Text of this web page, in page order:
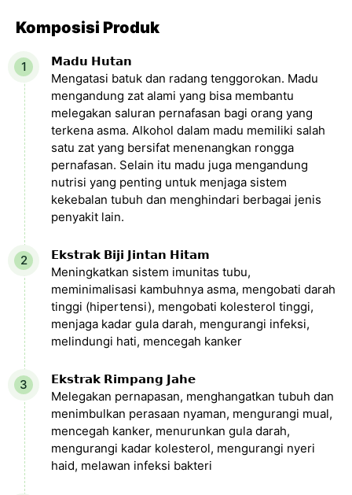
Komposisi Produk
𝗠𝗮𝗱𝘂 𝗛𝘂𝘁𝗮𝗻
Mengatasi batuk dan radang tenggorokan. Madu
mengandung zat alami yang bisa membantu
melegakan saluran pernafasan bagi orang yang
terkena asma. Alkohol dalam madu memiliki salah
satu zat yang bersifat menenangkan rongga
pernafasan. Selain itu madu juga mengandung
nutrisi yang penting untuk menjaga sistem
kekebalan tubuh dan menghindari berbagai jenis
penyakit lain.
𝗘𝗸𝘀𝘁𝗿𝗮𝗸 𝗕𝗶𝗷𝗶 𝗝𝗶𝗻𝘁𝗮𝗻 𝗛𝗶𝘁𝗮𝗺
Meningkatkan sistem imunitas tubu,
meminimalisasi kambuhnya asma, mengobati darah
tinggi (hipertensi), mengobati kolesterol tinggi,
menjaga kadar gula darah, mengurangi infeksi,
melindungi hati, mencegah kanker
𝗘𝗸𝘀𝘁𝗿𝗮𝗸 𝗥𝗶𝗺𝗽𝗮𝗻𝗴 𝗝𝗮𝗵𝗲
Melegakan pernapasan, menghangatkan tubuh dan
menimbulkan perasaan nyaman, mengurangi mual,
mencegah kanker, menurunkan gula darah,
mengurangi kadar kolesterol, mengurangi nyeri
haid, melawan infeksi bakteri